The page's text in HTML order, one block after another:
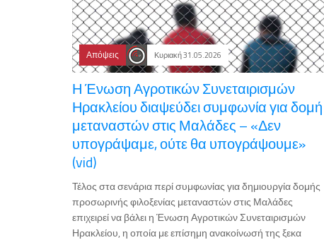
Απόψεις Κυριακή 31.05.2026
Η Ένωση Αγροτικών Συνεταιρισμών
Ηρακλείου διαψεύδει συμφωνία για δομή
μεταναστών στις Μαλάδες – «Δεν
υπογράψαμε, ούτε θα υπογράψουμε»
(vid)
Τέλος στα σενάρια περί συμφωνίας για δημιουργία δομής
προσωρινής φιλοξενίας μεταναστών στις Μαλάδες
επιχειρεί να βάλει η Ένωση Αγροτικών Συνεταιρισμών
Ηρακλείου, η οποία με επίσημη ανακοίνωσή της ξεκα